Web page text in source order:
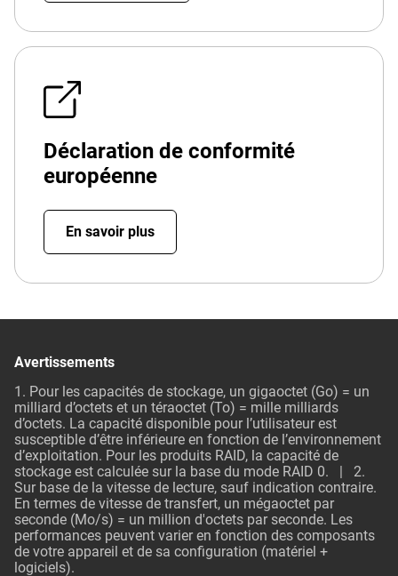
Déclaration de conformité
européenne
En savoir plus
Avertissements
1. Pour les capacités de stockage, un gigaoctet (Go) = un
milliard d’octets et un téraoctet (To) = mille milliards
d’octets. La capacité disponible pour l’utilisateur est
susceptible d’être inférieure en fonction de l’environnement
d’exploitation. Pour les produits RAID, la capacité de
stockage est calculée sur la base du mode RAID 0. | 2.
Sur base de la vitesse de lecture, sauf indication contraire.
En termes de vitesse de transfert, un mégaoctet par
seconde (Mo/s) = un million d'octets par seconde. Les
performances peuvent varier en fonction des composants
de votre appareil et de sa configuration (matériel +
logiciels).